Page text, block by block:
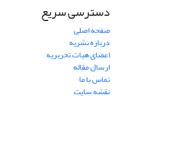
دسترسی سریع
صفحه اصلی
درباره نشریه
اعضای هیات تحریریه
ارسال مقاله
تماس با ما
نقشه سایت